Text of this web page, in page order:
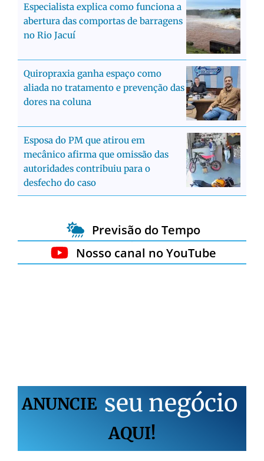
Especialista explica como funciona a
abertura das comportas de barragens
no Rio Jacuí
Quiropraxia ganha espaço como
aliada no tratamento e prevenção das
dores na coluna
Esposa do PM que atirou em
mecânico afirma que omissão das
autoridades contribuiu para o
desfecho do caso
Previsão do Tempo
Nosso canal no YouTube
ANUNCIE seu negócio
AQUI!